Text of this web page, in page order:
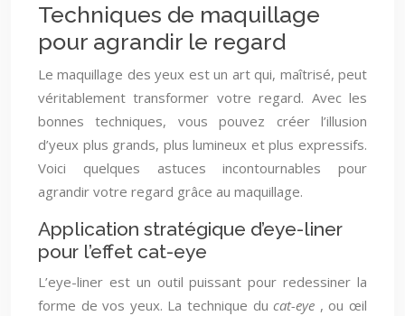
Techniques de maquillage
pour agrandir le regard
Le maquillage des yeux est un art qui, maîtrisé, peut
véritablement transformer votre regard. Avec les
bonnes techniques, vous pouvez créer l’illusion
d’yeux plus grands, plus lumineux et plus expressifs.
Voici quelques astuces incontournables pour
agrandir votre regard grâce au maquillage.
Application stratégique d’eye-liner
pour l’effet cat-eye
L’eye-liner est un outil puissant pour redessiner la
forme de vos yeux. La technique ducat-eye , ou œil